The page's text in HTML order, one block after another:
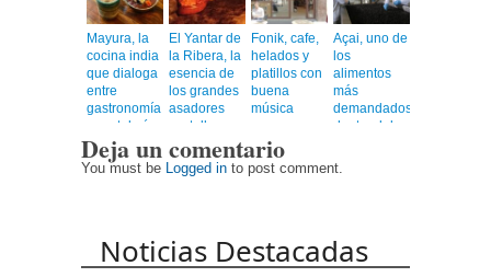
Mayura, la
cocina india
que dialoga
entre
gastronomía
y coctelería
de autor
El Yantar de
la Ribera, la
esencia de
los grandes
asadores
castellanos
corazón de
Barcelona
Fonik, cafe,
helados y
platillos con
buena
música
Açai, uno de
los
alimentos
más
demandados
dentro del
healthy
Deja un comentario
You must be Logged in to post comment.
Noticias Destacadas